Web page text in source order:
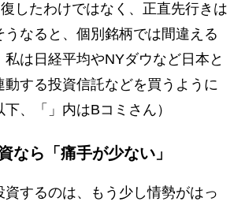
したわけではなく、正直先行きは
うなると、個別銘柄では間違える
は日経平均やNYダウなど日本と
動する投資信託などを買うように
、「」内はBコミさん）
なら「痛手が少ない」
するのは、もう少し情勢がはっ